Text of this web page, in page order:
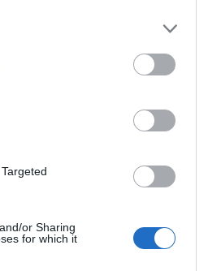
or Sharing
for which it
sito o
Paolo
I nostri